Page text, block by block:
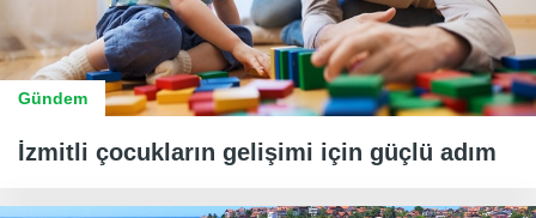
Gündem
İzmitli çocukların gelişimi için güçlü adım